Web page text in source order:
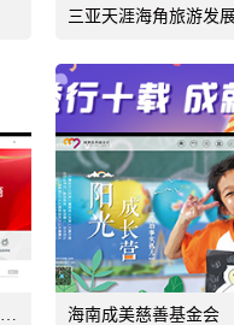
北洲科技投资集团(海南)有限公司 海南成美慈善基金会